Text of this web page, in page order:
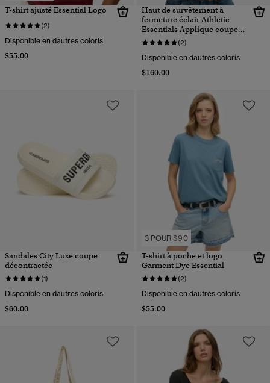
T-shirt ajusté Essential Logo
(2)
Disponible en dautres coloris
$55.00
Haut de survêtement à
fermeture éclair Athletic
Essentials Applique coupe
ample
(2)
Disponible en dautres coloris
$160.00
Sandales City Luxe coupe
décontractée
(1)
Disponible en dautres coloris
$60.00
3 POUR $90
T-shirt à poche et logo
Garment Dye Essential
(2)
Disponible en dautres coloris
$55.00